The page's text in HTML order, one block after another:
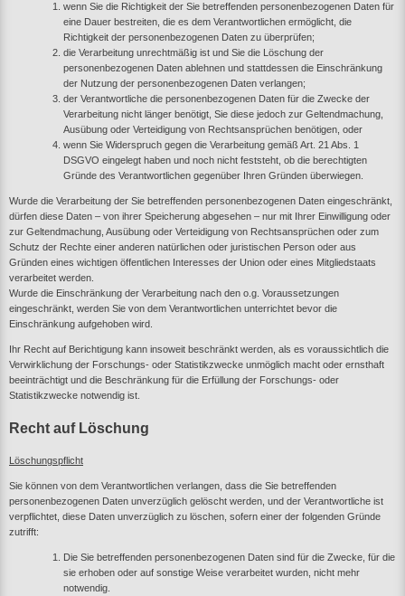
wenn Sie die Richtigkeit der Sie betreffenden personenbezogenen Daten für
eine Dauer bestreiten, die es dem Verantwortlichen ermöglicht, die
Richtigkeit der personenbezogenen Daten zu überprüfen;
die Verarbeitung unrechtmäßig ist und Sie die Löschung der
personenbezogenen Daten ablehnen und stattdessen die Einschränkung
der Nutzung der personenbezogenen Daten verlangen;
der Verantwortliche die personenbezogenen Daten für die Zwecke der
Verarbeitung nicht länger benötigt, Sie diese jedoch zur Geltendmachung,
Ausübung oder Verteidigung von Rechtsansprüchen benötigen, oder
wenn Sie Widerspruch gegen die Verarbeitung gemäß Art. 21 Abs. 1
DSGVO eingelegt haben und noch nicht feststeht, ob die berechtigten
Gründe des Verantwortlichen gegenüber Ihren Gründen überwiegen.
Wurde die Verarbeitung der Sie betreffenden personenbezogenen Daten eingeschränkt,
dürfen diese Daten – von ihrer Speicherung abgesehen – nur mit Ihrer Einwilligung oder
zur Geltendmachung, Ausübung oder Verteidigung von Rechtsansprüchen oder zum
Schutz der Rechte einer anderen natürlichen oder juristischen Person oder aus
Gründen eines wichtigen öffentlichen Interesses der Union oder eines Mitgliedstaats
verarbeitet werden.
Wurde die Einschränkung der Verarbeitung nach den o.g. Voraussetzungen
eingeschränkt, werden Sie von dem Verantwortlichen unterrichtet bevor die
Einschränkung aufgehoben wird.
Ihr Recht auf Berichtigung kann insoweit beschränkt werden, als es voraussichtlich die
Verwirklichung der Forschungs- oder Statistikzwecke unmöglich macht oder ernsthaft
beeinträchtigt und die Beschränkung für die Erfüllung der Forschungs- oder
Statistikzwecke notwendig ist.
Recht auf Löschung
Löschungspflicht
Sie können von dem Verantwortlichen verlangen, dass die Sie betreffenden
personenbezogenen Daten unverzüglich gelöscht werden, und der Verantwortliche ist
verpflichtet, diese Daten unverzüglich zu löschen, sofern einer der folgenden Gründe
zutrifft:
Die Sie betreffenden personenbezogenen Daten sind für die Zwecke, für die
sie erhoben oder auf sonstige Weise verarbeitet wurden, nicht mehr
notwendig.